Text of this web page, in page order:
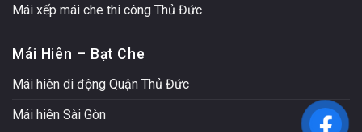
Mái xếp mái che thi công Thủ Đức
Mái Hiên – Bạt Che
Mái hiên di động Quận Thủ Đức
Mái hiên Sài Gòn